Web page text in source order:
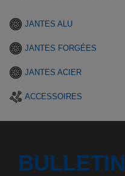
JANTES ALU
JANTES FORGÉES
JANTES ACIER
ACCESSOIRES
BULLETIN